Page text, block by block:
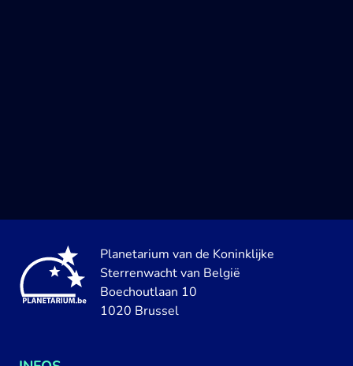
Planetarium van de Koninklijke
Sterrenwacht van België
Boechoutlaan 10
1020 Brussel